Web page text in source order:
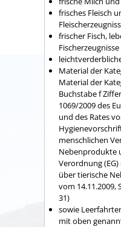
frisches Fleisch
frischer Fisch,
Material der
Material der
Buchstabe f
1069/2009 des
und des Rates
menschlichen
Nebenprodukte
Verordnung
über tierische
vom 14.11.2009,
31)
sowie
mit oben